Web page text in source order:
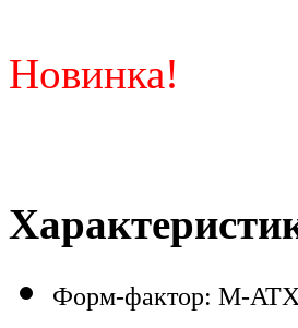
Новинка!
Форм-фактор: M-